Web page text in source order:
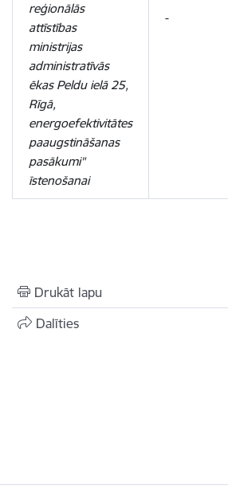
reģionālās
attīstības
ministrijas
administratīvās
ēkas Peldu ielā 25,
Rīgā,
energoefektivitātes
paaugstināšanas
pasākumi"
īstenošanai
-
Drukāt lapu
Dalīties